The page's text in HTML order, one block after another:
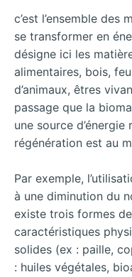
c’est l’ensemble des
se transformer en
désigne ici les
alimentaires, bois,
d’animaux, êtres
passage que la
une source
régénération est au
Par exemple,
à une diminution du
existe trois formes
caractéristiques
solides (ex : paille,
: huiles végétales,